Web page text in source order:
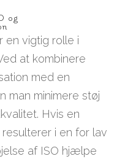
og
en vigtig rolle i
at kombinere
med en
man minimere støj
Hvis en
i en for lav
af ISO hjælpe